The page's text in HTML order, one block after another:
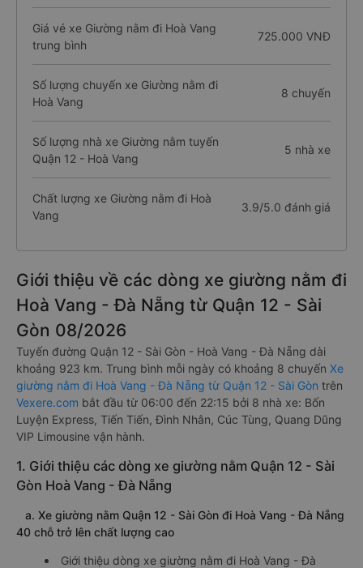
Giá vé xe Giường nằm đi Hoà Vang
trung bình
725.000 VNĐ
Số lượng chuyến xe Giường nằm đi
Hoà Vang
8 chuyến
Số lượng nhà xe Giường nằm tuyến
Quận 12 - Hoà Vang
5 nhà xe
Chất lượng xe Giường nằm đi Hoà
Vang
3.9/5.0 đánh giá
Giới thiệu về các dòng xe giường nằm đi
Hoà Vang - Đà Nẵng từ Quận 12 - Sài
Gòn 08/2026
Tuyến đường Quận 12 - Sài Gòn - Hoà Vang - Đà Nẵng dài
khoảng 923 km. Trung bình mỗi ngày có khoảng 8 chuyến Xe
giường nằm đi Hoà Vang - Đà Nẵng từ Quận 12 - Sài Gòn trên
Vexere.com bắt đầu từ 06:00 đến 22:15 bởi 8 nhà xe: Bốn
Luyện Express, Tiến Tiến, Đình Nhân, Cúc Tùng, Quang Dũng
VIP Limousine vận hành.
1. Giới thiệu các dòng xe giường nằm Quận 12 - Sài
Gòn Hoà Vang - Đà Nẵng
a. Xe giường nằm Quận 12 - Sài Gòn đi Hoà Vang - Đà Nẵng
40 chỗ trở lên chất lượng cao
Giới thiệu dòng xe giường nằm đi Hoà Vang - Đà